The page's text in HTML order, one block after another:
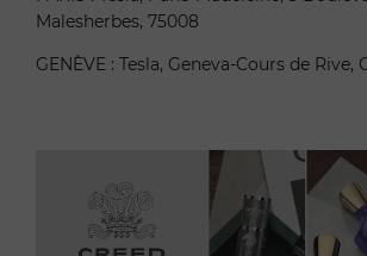
Malesherbes, 75008
GENÈVE : Tesla, Geneva-Cours de Rive,